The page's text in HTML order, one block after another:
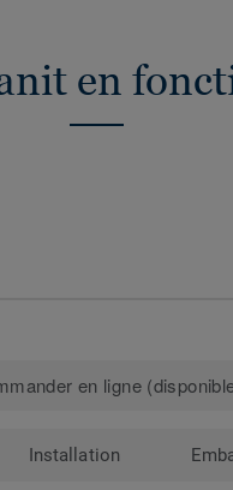
en
en ligne
Installation